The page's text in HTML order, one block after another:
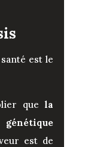
est le
que la
est de